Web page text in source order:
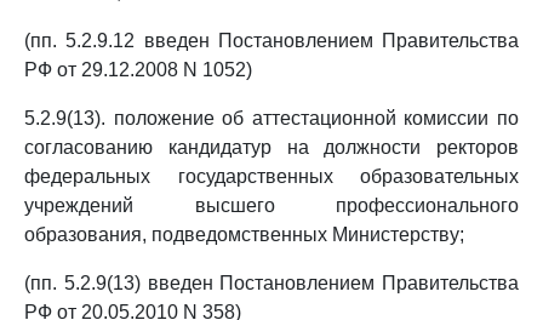
(пп. 5.2.9.12 введен Постановлением Правительства
РФ от 29.12.2008 N 1052)
5.2.9(13). положение об аттестационной комиссии по
согласованию кандидатур на должности ректоров
федеральных государственных образовательных
учреждений высшего профессионального
образования, подведомственных Министерству;
(пп. 5.2.9(13) введен Постановлением Правительства
РФ от 20.05.2010 N 358)